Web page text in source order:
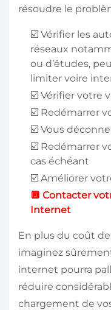
résoudre le
️☑️ Vérifier les
réseaux
ou d’études,
limiter voire
️☑️ Vérifier votre
️☑️ Redémarrer
️☑️ Vous
️☑️ Redémarrer
cas échéant
️☑️ Améliorer
🔲 Contacter
Internet
En plus du coût
imaginez
internet pourra
réduire
chargement de